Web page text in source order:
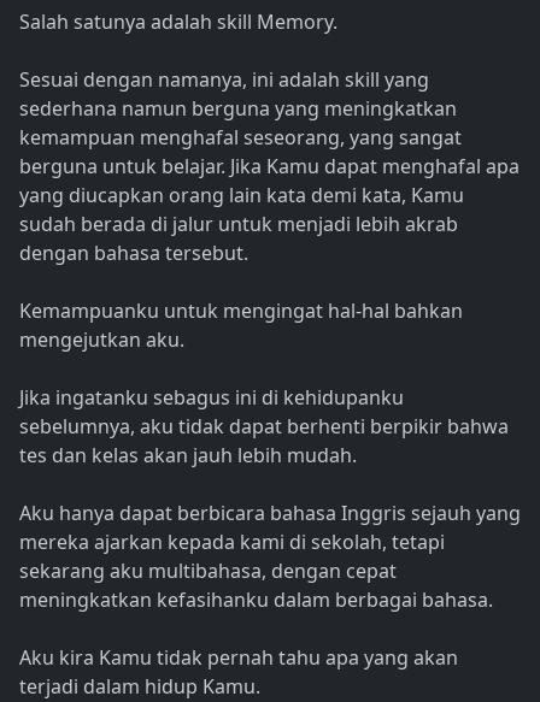
Salah satunya adalah skill Memory.
Sesuai dengan namanya, ini adalah skill yang
sederhana namun berguna yang meningkatkan
kemampuan menghafal seseorang, yang sangat
berguna untuk belajar. Jika Kamu dapat menghafal apa
yang diucapkan orang lain kata demi kata, Kamu
sudah berada di jalur untuk menjadi lebih akrab
dengan bahasa tersebut.
Kemampuanku untuk mengingat hal-hal bahkan
mengejutkan aku.
Jika ingatanku sebagus ini di kehidupanku
sebelumnya, aku tidak dapat berhenti berpikir bahwa
tes dan kelas akan jauh lebih mudah.
Aku hanya dapat berbicara bahasa Inggris sejauh yang
mereka ajarkan kepada kami di sekolah, tetapi
sekarang aku multibahasa, dengan cepat
meningkatkan kefasihanku dalam berbagai bahasa.
Aku kira Kamu tidak pernah tahu apa yang akan
terjadi dalam hidup Kamu.